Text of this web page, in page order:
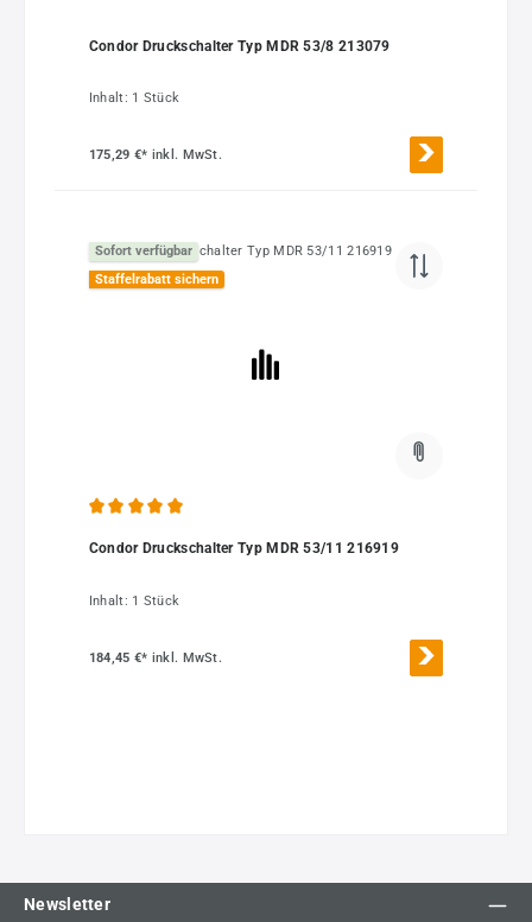
Condor Druckschalter Typ MDR 53/8 213079
Inhalt: 1 Stück
175,29 €* inkl. MwSt.
Sofort verfügbar
Staffelrabatt sichern
Condor Druckschalter Typ MDR 53/11 216919
Inhalt: 1 Stück
184,45 €* inkl. MwSt.
Newsletter